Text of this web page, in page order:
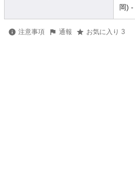
岡) -
注意事項 通報 お気に入り 3